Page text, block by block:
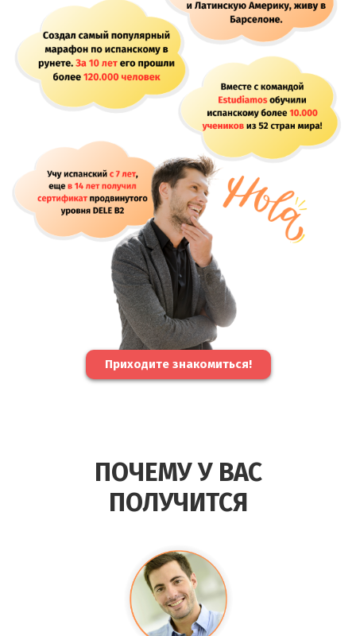
Приходите знакомиться!
ПОЧЕМУ У ВАС
ПОЛУЧИТСЯ